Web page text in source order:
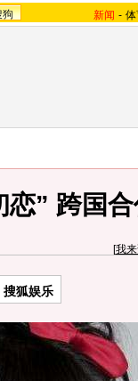
狗 新闻 -
” 跨国
[我
搜狐娱乐